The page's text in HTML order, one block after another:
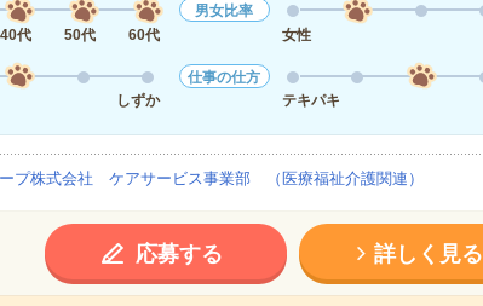
40代 50代 60代
男女比率
女性
しずか
仕事の仕方
テキパキ
プ株式会社 ケアサービス事業部 （医療福祉介護関連）
応募する 詳しく見る